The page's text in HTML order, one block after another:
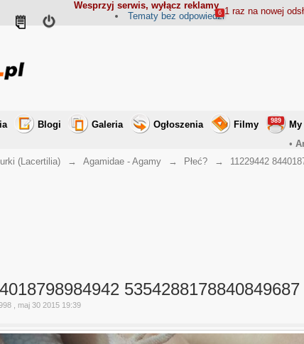
Wesprzyj serwis, wyłącz reklamy
1 raz na nowej
Tematy bez odpowiedzi
6
Blogi Galeria Ogłoszenia Filmy My
989
•
(Lacertilia) → Agamidae - Agamy → Płeć? → 11229442
, maj 30 2015 19:39